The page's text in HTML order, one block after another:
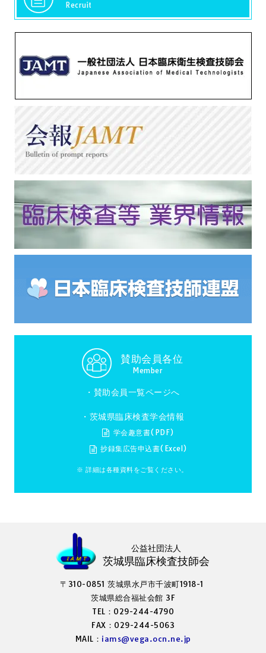
Recruit
賛助会員各位
Member
・ 賛助会員一覧ページへ
・茨城県臨床検査学会情報
学会趣意書(PDF)
抄録集広告申込書(Excel)
※ 詳細は各種資料をご覧ください。
公益社団法人
茨城県臨床検査技師会
〒310-0851 茨城県水戸市千波町1918-1
茨城県総合福祉会館 3F
TEL：029-244-4790
FAX：029-244-5063
MAIL： iams@vega.ocn.ne.jp